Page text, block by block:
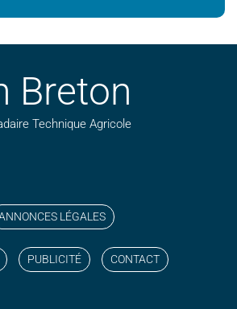
Breton
Technique Agricole
LÉGALES
PUBLICITÉ CONTACT